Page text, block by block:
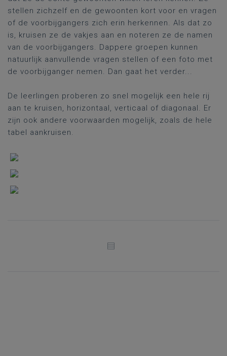
stellen zichzelf en de gewoonten kort voor en vragen
of de voorbijgangers zich erin herkennen. Als dat zo
is, kruisen ze de vakjes aan en noteren ze de namen
van de voorbijgangers. Dappere groepen kunnen
natuurlijk aanvullende vragen stellen of een foto met
de voorbijganger nemen. Dan gaat het verder...
De leerlingen proberen zo snel mogelijk een hele rij
aan te kruisen, horizontaal, verticaal of diagonaal. Er
zijn ook andere voorwaarden mogelijk, zoals de hele
tabel aankruisen.